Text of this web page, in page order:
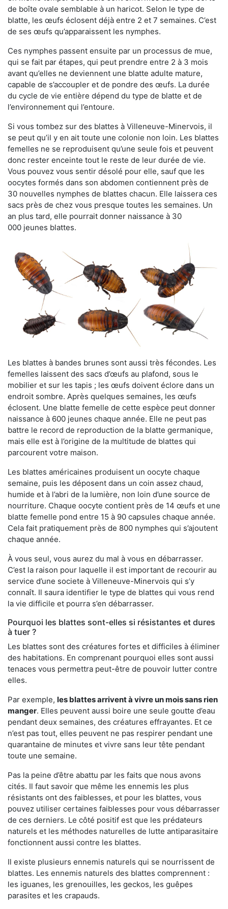
de boîte ovale semblable à un haricot. Selon le type de
blatte, les œufs éclosent déjà entre 2 et 7 semaines. C’est
de ses œufs qu’apparaissent les nymphes.
Ces nymphes passent ensuite par un processus de mue,
qui se fait par étapes, qui peut prendre entre 2 à 3 mois
avant qu’elles ne deviennent une blatte adulte mature,
capable de s’accoupler et de pondre des œufs. La durée
du cycle de vie entière dépend du type de blatte et de
l’environnement qui l’entoure.
Si vous tombez sur des blattes à Villeneuve-Minervois, il
se peut qu’il y en ait toute une colonie non loin. Les blattes
femelles ne se reproduisent qu’une seule fois et peuvent
donc rester enceinte tout le reste de leur durée de vie.
Vous pouvez vous sentir désolé pour elle, sauf que les
oocytes formés dans son abdomen contiennent près de
30 nouvelles nymphes de blattes chacun. Elle laissera ces
sacs près de chez vous presque toutes les semaines. Un
an plus tard, elle pourrait donner naissance à 30
000 jeunes blattes.
Les blattes à bandes brunes sont aussi très fécondes. Les
femelles laissent des sacs d’œufs au plafond, sous le
mobilier et sur les tapis ; les œufs doivent éclore dans un
endroit sombre. Après quelques semaines, les œufs
éclosent. Une blatte femelle de cette espèce peut donner
naissance à 600 jeunes chaque année. Elle ne peut pas
battre le record de reproduction de la blatte germanique,
mais elle est à l’origine de la multitude de blattes qui
parcourent votre maison.
Les blattes américaines produisent un oocyte chaque
semaine, puis les déposent dans un coin assez chaud,
humide et à l’abri de la lumière, non loin d’une source de
nourriture. Chaque oocyte contient près de 14 œufs et une
blatte femelle pond entre 15 à 90 capsules chaque année.
Cela fait pratiquement près de 800 nymphes qui s’ajoutent
chaque année.
À vous seul, vous aurez du mal à vous en débarrasser.
C’est la raison pour laquelle il est important de recourir au
service d’une societe à Villeneuve-Minervois qui s’y
connaît. Il saura identifier le type de blattes qui vous rend
la vie difficile et pourra s’en débarrasser.
Pourquoi les blattes sont-elles si résistantes et dures
à tuer ?
Les blattes sont des créatures fortes et difficiles à éliminer
des habitations. En comprenant pourquoi elles sont aussi
tenaces vous permettra peut-être de pouvoir lutter contre
elles.
Par exemple, les blattes arrivent à vivre un mois sans rien
manger. Elles peuvent aussi boire une seule goutte d’eau
pendant deux semaines, des créatures effrayantes. Et ce
n’est pas tout, elles peuvent ne pas respirer pendant une
quarantaine de minutes et vivre sans leur tête pendant
toute une semaine.
Pas la peine d’être abattu par les faits que nous avons
cités. Il faut savoir que même les ennemis les plus
résistants ont des faiblesses, et pour les blattes, vous
pouvez utiliser certaines faiblesses pour vous débarrasser
de ces derniers. Le côté positif est que les prédateurs
naturels et les méthodes naturelles de lutte antiparasitaire
fonctionnent aussi contre les blattes.
Il existe plusieurs ennemis naturels qui se nourrissent de
blattes. Les ennemis naturels des blattes comprennent :
les iguanes, les grenouilles, les geckos, les guêpes
parasites et les crapauds.